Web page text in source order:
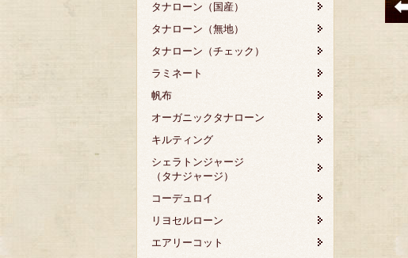
タナローン（国産）
タナローン（無地）
タナローン（チェック）
ラミネート
帆布
オーガニックタナローン
キルティング
シェラトンジャージ
（タナジャージ）
コーデュロイ
リヨセルローン
エアリーコット